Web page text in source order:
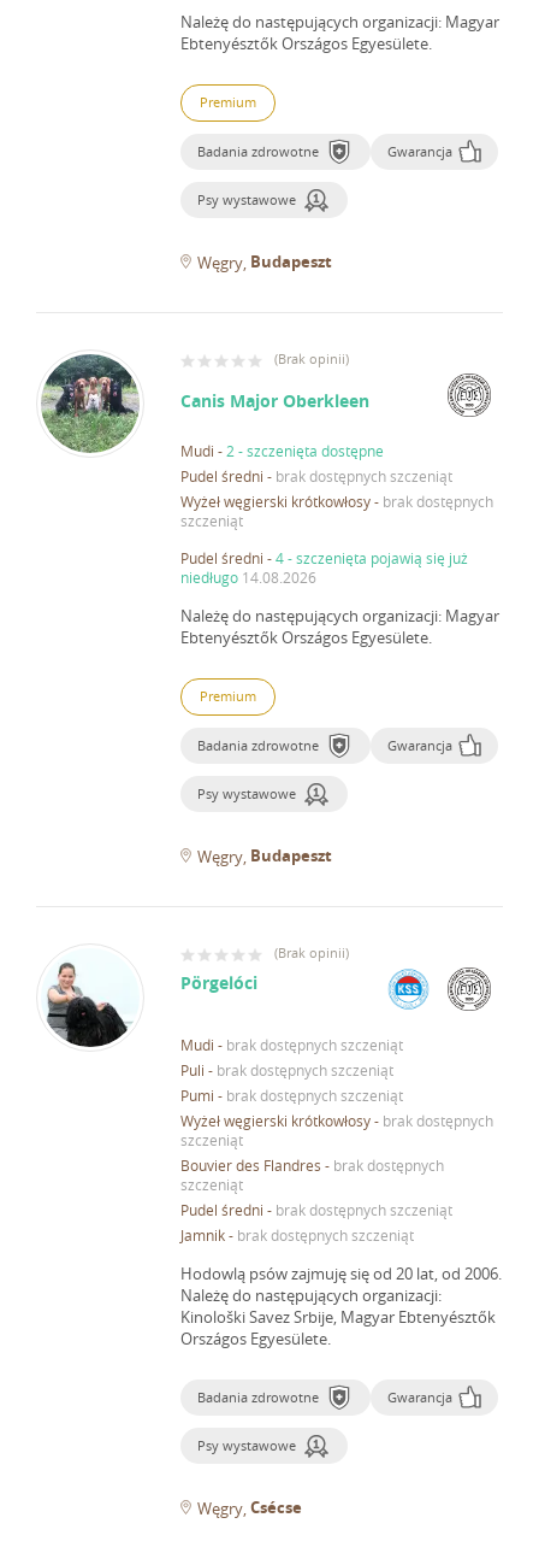
Należę do następujących organizacji: Magyar
Ebtenyésztők Országos Egyesülete.
Premium
Badania zdrowotne Gwarancja
Psy wystawowe
Węgry Budapeszt
(Brak opinii)
Canis Major Oberkleen
Mudi - 2 - szczenięta dostępne
Pudel średni - brak dostępnych szczeniąt
Wyżeł węgierski krótkowłosy- brak dostępnych
szczeniąt
Pudel średni -4 - szczenięta pojawią się już
niedługo 14.08.2026
Należę do następujących organizacji: Magyar
Ebtenyésztők Országos Egyesülete.
Premium
Badania zdrowotne Gwarancja
Psy wystawowe
Węgry Budapeszt
(Brak opinii)
Pörgelóci
Mudi - brak dostępnych szczeniąt
Puli - brak dostępnych szczeniąt
Pumi - brak dostępnych szczeniąt
Wyżeł węgierski krótkowłosy- brak dostępnych
szczeniąt
Bouvier des Flandres - brak dostępnych
szczeniąt
Pudel średni - brak dostępnych szczeniąt
Jamnik- brak dostępnych szczeniąt
Hodowlą psów zajmuję się od 20 lat, od 2006.
Należę do następujących organizacji:
Kinološki Savez Srbije, Magyar Ebtenyésztők
Országos Egyesülete.
Badania zdrowotne Gwarancja
Psy wystawowe
Węgry Csécse